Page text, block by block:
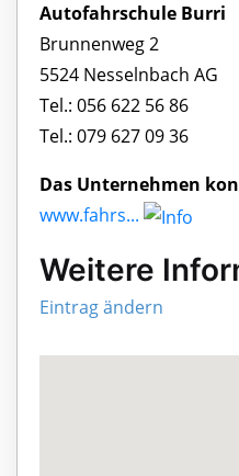
Autofahrschule Burri
Brunnenweg 2
5524 Nesselnbach AG
Tel.: 056 622 56 86
Tel.: 079 627 09 36
Das Unternehmen
www.fahrs...
Weitere
Eintrag ändern